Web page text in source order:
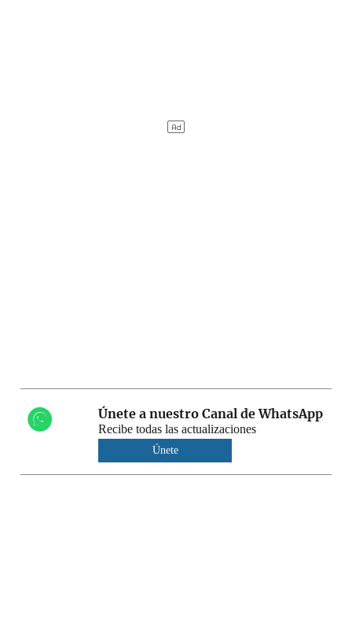
Únete a nuestro Canal de WhatsApp
Recibe todas las actualizaciones
Únete